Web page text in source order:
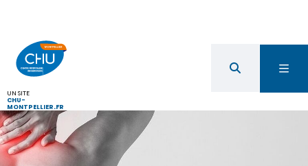
UN SITE
CHU-
MONTPELLIER.FR